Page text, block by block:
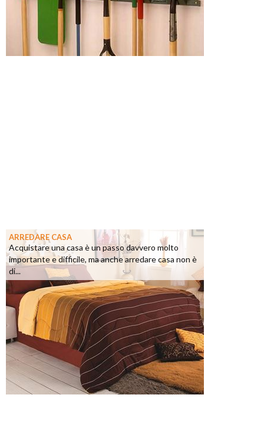
ARREDARE CASA
Acquistare una casa è un passo davvero molto
importante e difficile, ma anche arredare casa non è
di...